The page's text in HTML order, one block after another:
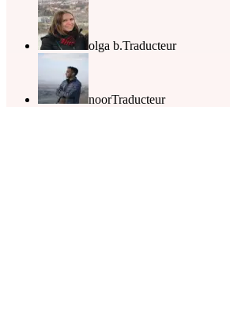
olga b.Traducteur
noorTraducteur